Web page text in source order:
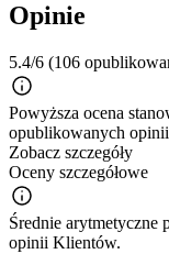
Opinie
5.4/6 (106
Powyższa ocena
opublikowanych
Zobacz szczegóły
Oceny szczegółowe
Średnie arytmetyczne
opinii Klientów.